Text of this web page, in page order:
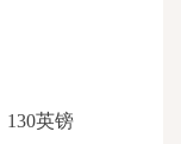
130英镑